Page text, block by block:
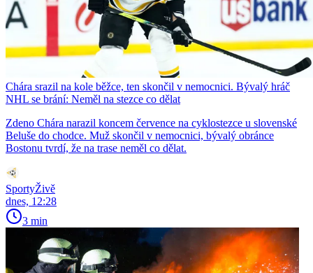
Chára srazil na kole běžce, ten skončil v nemocnici. Bývalý hráč
NHL se brání: Neměl na stezce co dělat
Zdeno Chára narazil koncem července na cyklostezce u slovenské
Beluše do chodce. Muž skončil v nemocnici, bývalý obránce
Bostonu tvrdí, že na trase neměl co dělat.
SportyŽivě
dnes, 12:28
3 min